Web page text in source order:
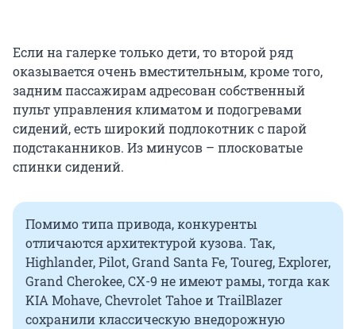
Если на галерке только дети, то второй ряд
оказывается очень вместительным, кроме того,
задним пассажирам адресован собственный
пульт управления климатом и подогревами
сидений, есть широкий подлокотник с парой
подстаканников. Из минусов – плосковатые
спинки сидений.
Помимо типа привода, конкуренты
отличаются архитектурой кузова. Так,
Highlander, Pilot, Grand Santa Fe, Toureg, Explorer,
Grand Cherokee, CX-9 не имеют рамы, тогда как
KIA Mohave, Chevrolet Tahoe и TrailBlazer
сохранили классическую внедорожную